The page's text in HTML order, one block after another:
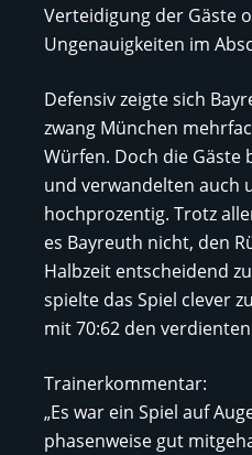
Verteidigung der Gäste
Ungenauigkeiten im
Defensiv zeigte sich
zwang München
Würfen. Doch die Gäste
und verwandelten auch
hochprozentig. Trotz
es Bayreuth nicht, den
Halbzeit entscheidend
spielte das Spiel clever
mit 70:62 den
Trainerkommentar:
„Es war ein Spiel auf
phasenweise gut